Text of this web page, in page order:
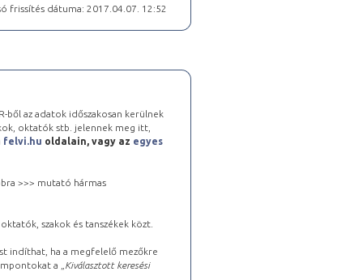
frissítés dátuma: 2017.04.07. 12:52
ből az adatok időszakosan kerülnek
oktatók stb. jelennek meg itt,
felvi.hu oldalain, vagy az egyes
>>> mutató hármas
szakok és tanszékek közt.
indíthat, ha a megfelelő mezőkre
a „ Kiválasztott keresési